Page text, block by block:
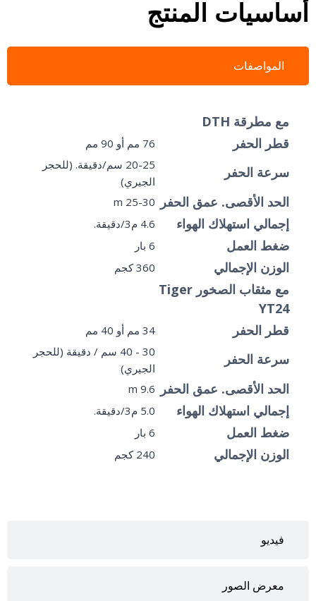
أساسيات المنتج
المواصفات
فيديو
معرض الصور
مع مطرقة DTH
قطر الحفر
76 مم أو 90 مم
سرعة الحفر
20-25 سم/دقيقة. (للحجر
الجيري)
الحد الأقصى. عمق الحفر 25-30 m
إجمالي استهلاك الهواء 4.6 م3/دقيقة.
ضغط العمل 6 بار
الوزن الإجمالي 360 كجم
مع مثقاب الصخور Tiger
YT24
قطر الحفر
34 مم أو 40 مم
سرعة الحفر
30 - 40 سم / دقيقة (للحجر
الجيري)
الحد الأقصى. عمق الحفر 9.6 m
إجمالي استهلاك الهواء 5.0 م3/دقيقة.
ضغط العمل 6 بار
الوزن الإجمالي 240 كجم